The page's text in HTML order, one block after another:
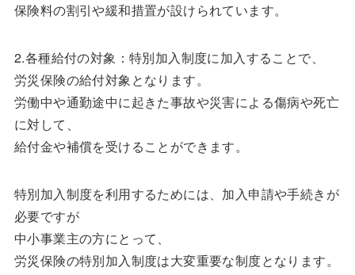
保険料の割引や緩和措置が設けられています。
2.各種給付の対象：特別加入制度に加入することで、
労災保険の給付対象となります。
労働中や通勤途中に起きた事故や災害による傷病や死亡
に対して、
給付金や補償を受けることができます。
特別加入制度を利用するためには、加入申請や手続きが
必要ですが
中小事業主の方にとって、
労災保険の特別加入制度は大変重要な制度となります。